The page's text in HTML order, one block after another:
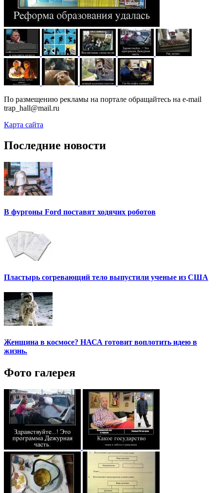
По размещению рекламы на портале обращайтесь на e-mail
trap_hall@mail.ru
Карта сайта
Последние новости
В фургоны Ford поставят ходячих роботов
Пластырь согревающий тело выпустили ученые из США
Женщина в космосе? НАСА готовит воплотить идею в
жизнь.
Фото галерея